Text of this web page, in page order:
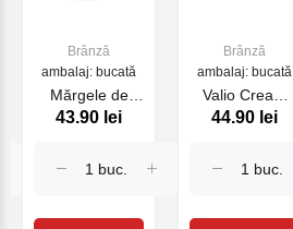
Brânză
ambalaj: bucată
Mărgele de
brînză 4 %
HOCHLAND
43.90 lei
Brânză
ambalaj: bucată
Valio Cream
Cheese Natural
44.90 lei